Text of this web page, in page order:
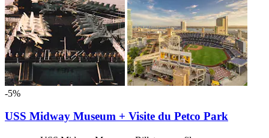
-5%
USS Midway Museum + Visite du Petco Park